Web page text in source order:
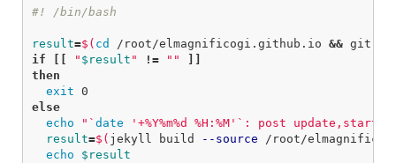
#! /bin/bash
result=$( cd /root/elmagnificogi.github.io && git
if
" $result " != ""
then
exit
else
echo
" ` date '+%Y%m%d %H:%M' ` : post update,start
result=$( jekyll build --source /root/
echo
$result